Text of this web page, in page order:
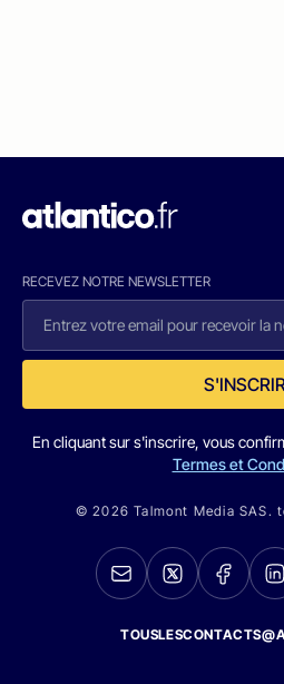
RECEVEZ NOTRE NEWSLETTER
En cliquant sur s'inscrire, vous
Termes et
© 2026 Talmont Media SAS.